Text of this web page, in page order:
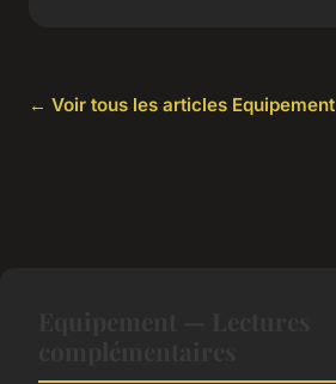
← Voir tous les articles Equipement